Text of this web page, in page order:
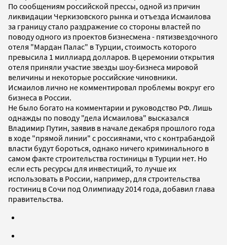
По сообщениям российской прессы, одной из причин
ликвидации Черкизовского рынка и отъезда Исмаилова
за границу стало раздражение со стороны властей по
поводу одного из проектов бизнесмена - пятизвездочного
отеля "Мардан Палас" в Турции, стоимость которого
превысила 1 миллиард долларов. В церемонии открытия
отеля приняли участие звезды шоу-бизнеса мировой
величины и некоторые российские чиновники.
Исмаилов лично не комментировал проблемы вокруг его
бизнеса в России.
Не было богато на комментарии и руководство РФ. Лишь
однажды по поводу "дела Исмаилова" высказался
Владимир Путин, заявив в начале декабря прошлого года
в ходе "прямой линии" с россиянами, что с контрабандой
власти будут бороться, однако ничего криминального в
самом факте строительства гостиницы в Турции нет. Но
если есть ресурсы для инвестиций, то лучше их
использовать в России, например, для строительства
гостиниц в Сочи под Олимпиаду 2014 года, добавил глава
правительства.